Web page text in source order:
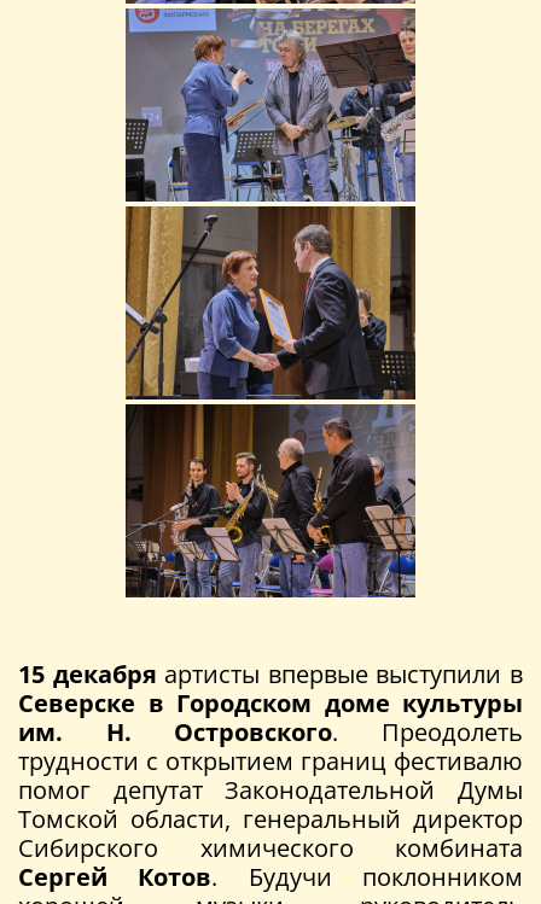
15 декабря артисты впервые выступили в
Северске в Городском доме культуры
им. Н. Островского. Преодолеть
трудности с открытием границ фестивалю
помог депутат Законодательной Думы
Томской области, генеральный директор
Сибирского химического комбината
Сергей Котов. Будучи поклонником